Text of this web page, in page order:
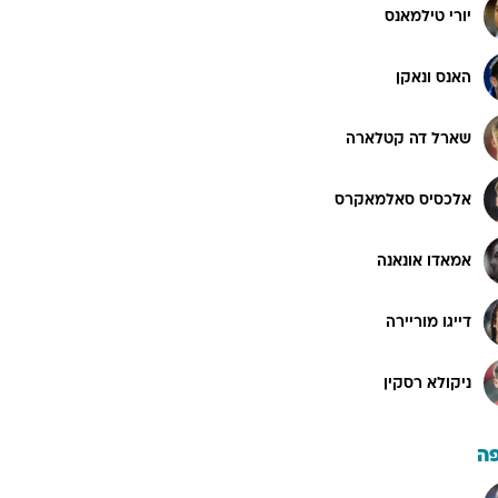
יורי טילמאנס
האנס ונאקן
שארל דה קטלארה
אלכסיס סאלמאקרס
אמאדו אונאנה
דייגו מוריירה
ניקולא רסקין